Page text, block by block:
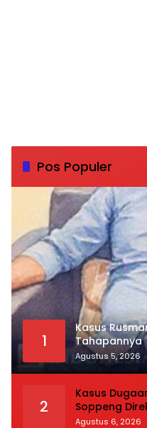
Pos Populer
1
Kasus
Tahapannya
Agustus 5, 2026
2
Kasus
Soppeng
Tegaskan
Agustus 6, 2026